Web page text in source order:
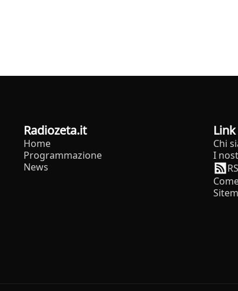
radiozeta.it
Home
Programmazione
News
Chi
I